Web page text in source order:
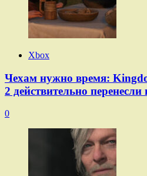
Xbox
Чехам нужно время:
2 действительно перенесли
0